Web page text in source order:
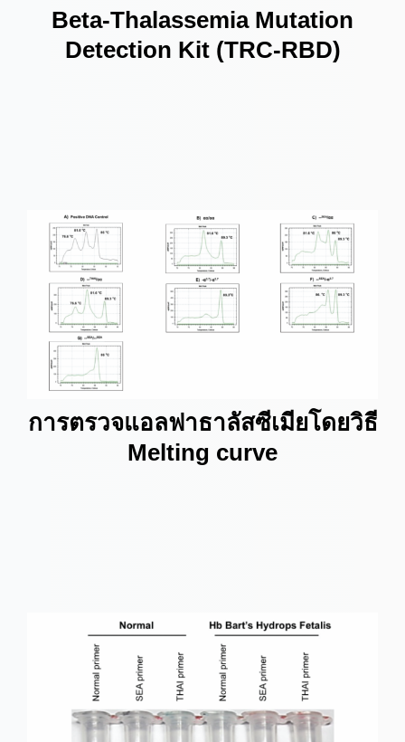
Beta-Thalassemia Mutation
Detection Kit (TRC-RBD)
การตรวจแอลฟาธาลัสซีเมียโดยวิธี
Melting curve